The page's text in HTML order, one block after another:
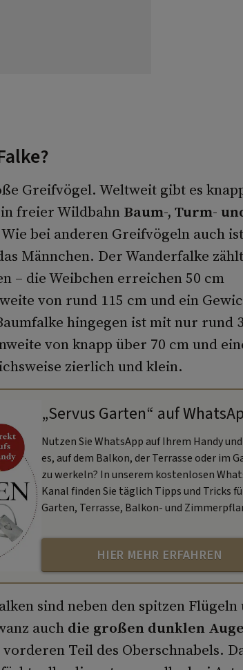
Greifvögel. Weltweit gibt es
freier Wildbahn Baum-, Turm-
bei anderen Greifvögeln auch
Männchen. Der Wanderfalke
– die Weibchen erreichen 50 cm
von rund 115 cm und ein
hingegen ist mit nur rund
von knapp über 70 cm und
zierlich und klein.
„Servus Garten“ auf
Nutzen Sie WhatsApp auf Ihrem Handy
es, auf dem Balkon, der Terrasse oder im
zu werkeln? In unserem kostenlosen
Kanal finden Sie täglich Tipps und Tricks
Garten, Terrasse, Balkon- und
HIER MEHR ERFAHREN
sind neben den spitzen Flügeln
auch die großen dunklen
Teil des Oberschnabels.